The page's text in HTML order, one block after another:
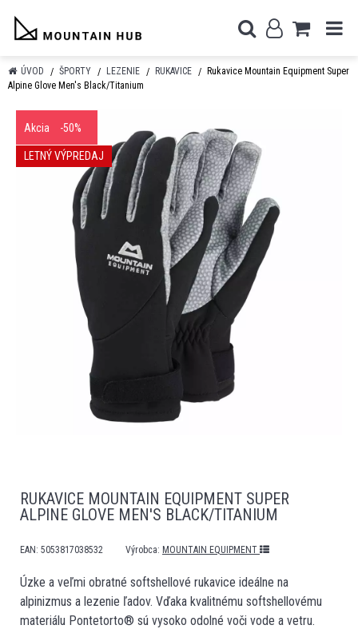
ÚVOD ŠPORTY LEZENIE RUKAVICE
Rukavice Mountain Equipment Super
Alpine Glove Men's Black/Titanium
Akcia -50%
LETNÝ VÝPREDAJ
RUKAVICE MOUNTAIN EQUIPMENT SUPER
ALPINE GLOVE MEN'S BLACK/TITANIUM
EAN: 5053817038532 Výrobca: MOUNTAIN EQUIPMENT
Úzke a veľmi obratné softshellové rukavice ideálne na
alpinizmus a lezenie ľadov. Vďaka kvalitnému softshellovému
materiálu Pontetorto® sú vysoko odolné voči vode a vetru.